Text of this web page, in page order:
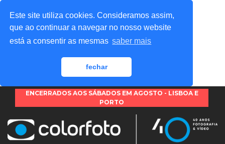
Este site utiliza cookies. Consideramos assim,
que ao continuar a navegar no nosso website
está a consentir as mesmas saber mais
fechar
ENCERRADOS AOS SÁBADOS EM AGOSTO - LISBOA E
PORTO